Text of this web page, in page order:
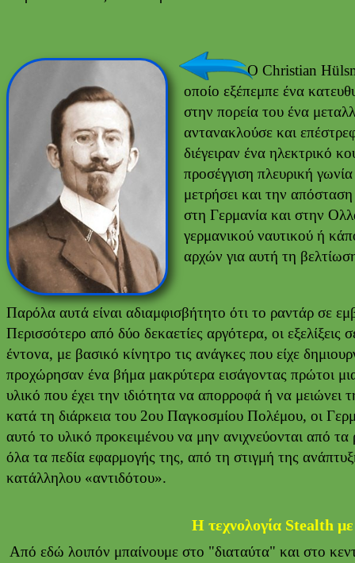
Ο Christian Hülsmeyer
οποίο εξέπεμπε ένα
στην πορεία του ένα
αντανακλούσε και
διέγειραν ένα ηλεκτρικό
προσέγγιση πλευρική
μετρήσει και την απόσταση
στη Γερμανία και στην
γερμανικού ναυτικού ή
αρχών για αυτή τη
Από εδώ λοιπόν μπαίνουμε στο "διαταύτα" και στο
Παρόλα αυτά είναι αδιαμφισβήτητο ότι το ραντάρ σε
Περισσότερο από δύο δεκαετίες αργότερα, οι
έντονα, με βασικό κίνητρο τις ανάγκες που είχε
προχώρησαν ένα βήμα μακρύτερα εισάγοντας πρώτοι
υλικό που έχει την ιδιότητα να απορροφά ή να
κατά τη διάρκεια του 2ου Παγκοσμίου Πολέμου, οι
αυτό το υλικό προκειμένου να μην ανιχνεύονται από
όλα τα πεδία εφαρμογής της, από τη στιγμή της
κατάλληλου «αντιδότου».
Η τεχνολογία Stealth